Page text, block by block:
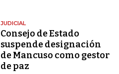
JUDICIAL
Consejo de Estado
suspende designación
de Mancuso como gestor
de paz